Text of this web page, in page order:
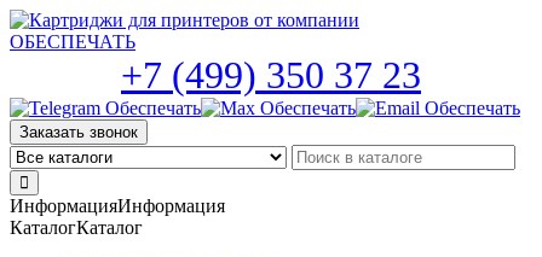
Skip
to
+7 (499) 350 37 23
Заказать звонок
ИнформацияИнформация
КаталогКаталог